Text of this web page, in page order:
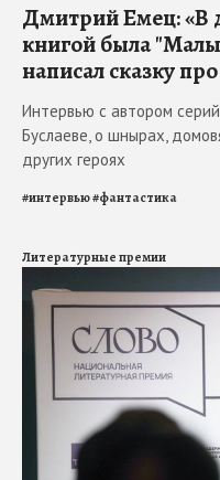
Дмитрий Емец: «В
книгой была
написал сказку
Интервью с автором
Буслаеве, о шнырах,
других героях
#интервью#фантастика
Литературные премии